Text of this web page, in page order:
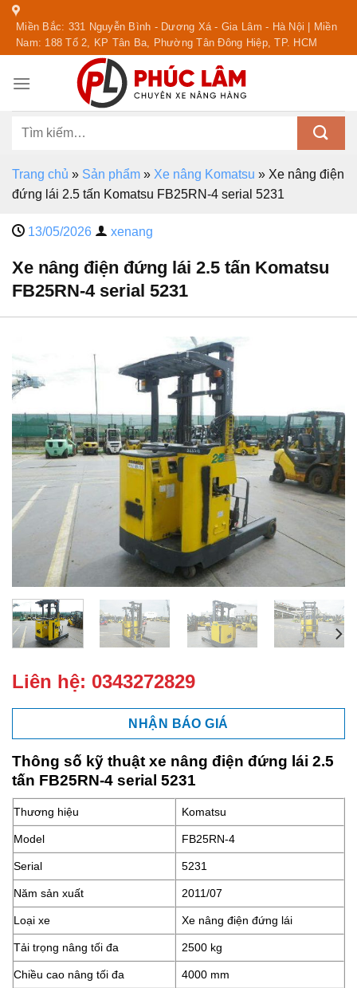
Skip
content
Miền Bắc: 331 Nguyễn Bình - Dương Xá - Gia Lâm - Hà Nội | Miền
Nam: 188 Tổ 2, KP Tân Ba, Phường Tân Đông Hiệp, TP. HCM
Tìm
Trang chủ » Sản phẩm » Xe nâng Komatsu » Xe nâng điện
đứng lái 2.5 tấn Komatsu FB25RN-4 serial 5231
13/05/2026 xenang
Xe nâng điện đứng lái 2.5 tấn Komatsu
FB25RN-4 serial 5231
Liên hệ: 0343272829
NHẬN BÁO GIÁ
Thông số kỹ thuật xe nâng điện đứng lái 2.5
tấn FB25RN-4 serial 5231
Thương hiệu Komatsu
Model FB25RN-4
Serial 5231
Năm sản xuất 2011/07
Loại xe Xe nâng điện đứng lái
Tải trọng nâng tối đa 2500 kg
Chiều cao nâng tối đa 4000 mm